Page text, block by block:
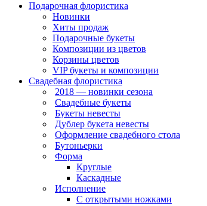
Подарочная флористика
Новинки
Хиты продаж
Подарочные букеты
Композиции из цветов
Корзины цветов
VIP букеты и композиции
Свадебная флористика
2018 — новинки сезона
Свадебные букеты
Букеты невесты
Дублер букета невесты
Оформление свадебного стола
Бутоньерки
Форма
Круглые
Каскадные
Исполнение
С открытыми ножками